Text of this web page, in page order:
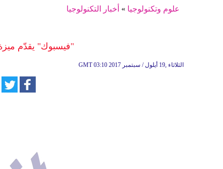
علوم وتكنولوجيا » أخبار التكنولوجيا
"فيسبوك" يقدّم
GMT 03:10 2017 الثلاثاء ,19 أيلول / سبتمبر